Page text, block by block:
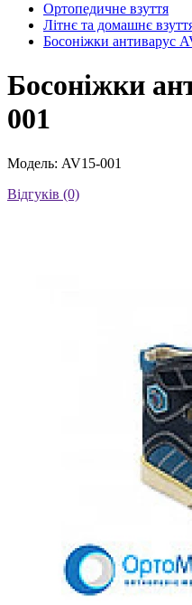
Ортопедичне взуття
Літнє та домашнє
Босоніжки антиварус
Босоніжки
001
Модель: AV15-001
Відгуків (0)